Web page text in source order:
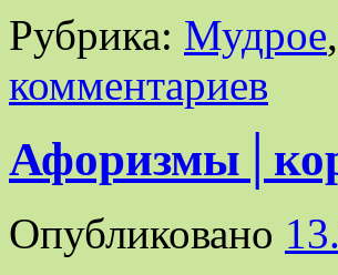
Рубрика: Мудрое,
комментариев
Опубликовано